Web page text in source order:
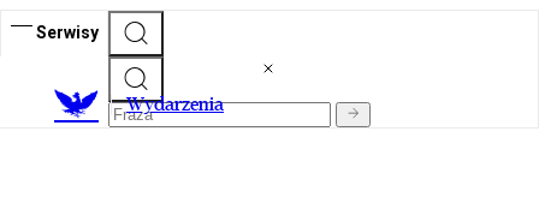
Serwisy
Wydarzenia